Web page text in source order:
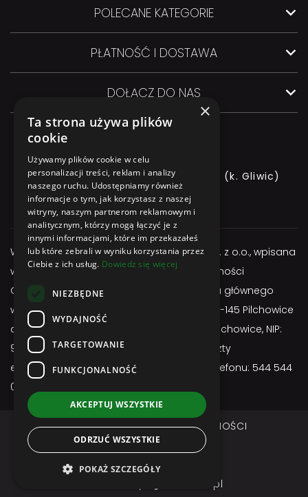
POLECANE KATEGORIE
PŁATNOŚĆ I DOSTAWA
DOŁĄCZ DO NAS
ul. GLIWICKA 3, 44-145 PILCHOWICE (k. Gliwic)
+48 544 544 064
Właścicielem serwisu jest firma Atexbud Sp. z o.o., wpisana
w Centralnej Ewidencji i Informacji o Działalności
Gospodarczej, posiadającą adres miejsca głównego
wykonywania działalności: ul. Gliwicka 3; 44-145 Pilchowice
adres do doręczeń: ul. Gliwicka 3; 44-145 Pilchowice, NIP:
9691657255, REGON: 524963750, adres poczty
elektronicznej:sklep@atexbud.pl
, numer telefonu: 544 544
064
REGULAMIN
POLITYKA PRYWATNOŚCI
DOSTAWA I PŁATNOŚĆ
Copyright © ATEXBUD
undicom.pl
×
Ta strona używa plików
cookie
Używamy plików cookie w celu
personalizacji treści, reklam i analizy
naszego ruchu. Udostępniamy również
informacje o tym, jak korzystasz z naszej
witryny, naszym partnerom reklamowym i
analitycznym, którzy mogą łączyć je z
innymi informacjami, które im przekazałeś
lub które zebrali w wyniku korzystania przez
Ciebie z ich usług. Dowiedz się więcej
NIEZBĘDNE
WYDAJNOŚĆ
TARGETOWANIE
FUNKCJONALNOŚĆ
AKCEPTUJ WSZYSTKIE
ODRZUĆ WSZYSTKIE
POKAŻ SZCZEGÓŁY